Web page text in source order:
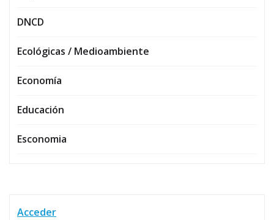
DNCD
Ecológicas / Medioambiente
Economía
Educación
Esconomia
Acceder